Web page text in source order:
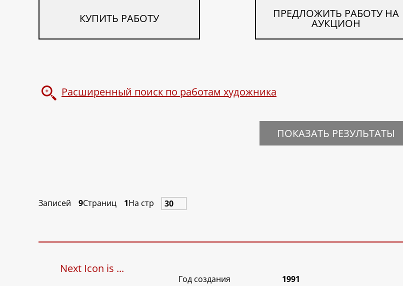
КУПИТЬ РАБОТУ ПРЕДЛОЖИТЬ РАБОТУ НА
АУКЦИОН
Расширенный поиск по работам художника
ПОКАЗАТЬ РЕЗУЛЬТАТЫ
Записей 9Страниц 1На стр
Next Icon is ...
Год создания
1991